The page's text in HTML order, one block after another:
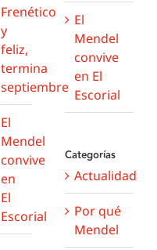
Frenético
y
feliz,
termina
septiembre
El
Mendel
convive
en
El
Escorial
El
Mendel
convive
en El
Escorial
Categorías
Actualidad
Por qué
Mendel